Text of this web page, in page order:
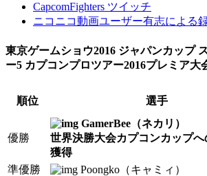
CapcomFighters ツイッチ
ニコニコ動画ユーザー有志による録
東京ゲームショウ2016 ジャパンカップ
ー5 カプコンプロツアー2016プレミア大
順位 選手
優勝
GamerBee（ネカリ）
世界決勝大会カプコンカップ
獲得
準優勝 Poongko（キャミィ）